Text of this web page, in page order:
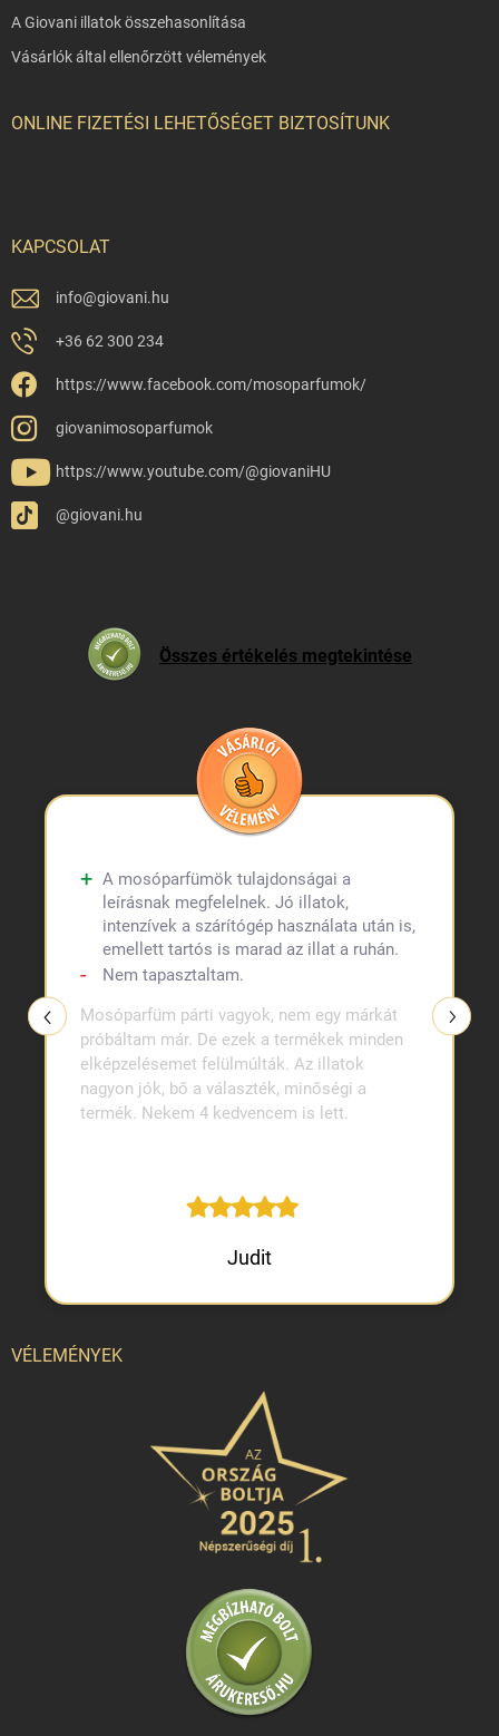
A Giovani illatok összehasonlítása
Vásárlók által ellenőrzött vélemények
ONLINE FIZETÉSI LEHETŐSÉGET BIZTOSÍTUNK
KAPCSOLAT
info@giovani.hu
+36 62 300 234
https://www.facebook.com/mosoparfumok/
giovanimosoparfumok
https://www.youtube.com/@giovaniHU
@giovani.hu
Összes értékelés megtekintése
A mosóparfümök tulajdonságai a
leírásnak megfelelnek. Jó illatok,
intenzívek a szárítógép használata után is,
emellett tartós is marad az illat a ruhán.
Nem tapasztaltam.
Mosóparfüm párti vagyok, nem egy márkát
próbáltam már. De ezek a termékek minden
elképzelésemet felülmúlták. Az illatok
nagyon jók, bő a választék, minőségi a
termék. Nekem 4 kedvencem is lett.
Judit
VÉLEMÉNYEK